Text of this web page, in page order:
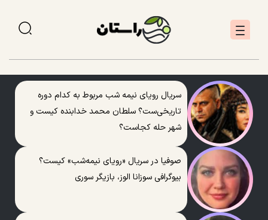
سریال رویای نیمه شب مربوط به کدام دوره
تاریخی‌ست؟ سلطان محمد خدابنده کیست و
شهر حله کجاست؟
صوفیا در سریال «رویای نیمه‌شب» کیست؟
بیوگرافی سوزانا الوز، بازیگر سوری